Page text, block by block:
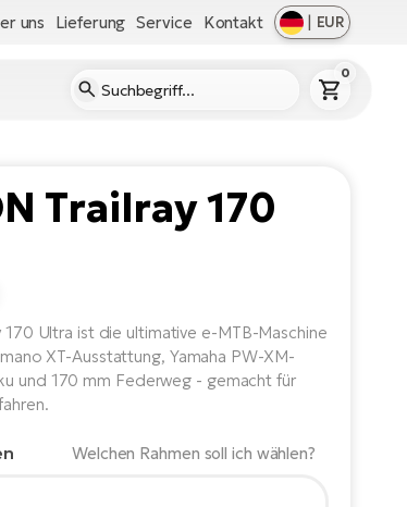
uns Lieferung Service Kontakt | EUR
0
Trailray 170
170 Ultra ist die ultimative e-MTB-Maschine
XT-Ausstattung, Yamaha PW-XM-
und 170 mm Federweg - gemacht für
Welchen Rahmen soll ich wählen?